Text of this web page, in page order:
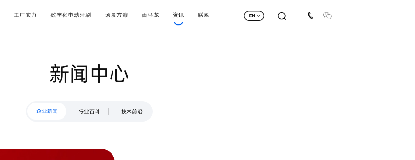
工厂实力 数字化电动牙刷 场景方案 西马龙 资讯 联系
新闻中心
企业新闻 行业百科 技术前沿